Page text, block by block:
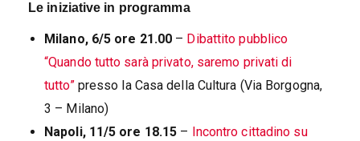
Le iniziative in programma
Milano, 6/5 ore 21.00 – Dibattito pubblico
“Quando tutto sarà privato, saremo privati di
tutto”presso la Casa della Cultura (Via Borgogna,
3 – Milano)
Napoli, 11/5 ore 18.15 – Incontro cittadino su